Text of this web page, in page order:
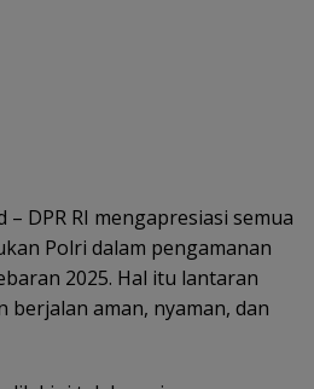
– DPR RI mengapresiasi semua
Polri dalam pengamanan
2025. Hal itu lantaran
berjalan aman, nyaman, dan